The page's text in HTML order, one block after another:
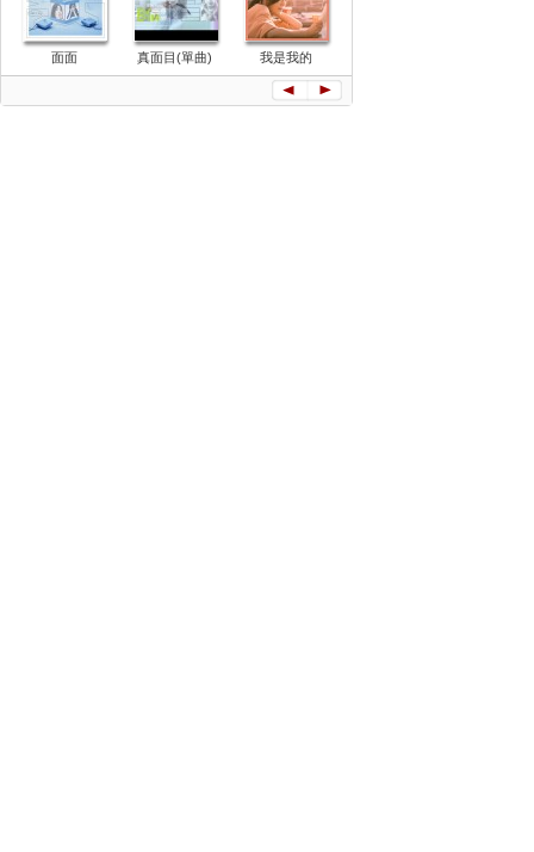
面面 真面目(單曲) 我是我的